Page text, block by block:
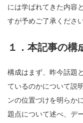
には学ばれてきた内容
すが予めご了承ください
１．本記事の構
構成はまず、昨今話題
ているのかについて説
ンの位置づけを明らか
題点について述べ、デ